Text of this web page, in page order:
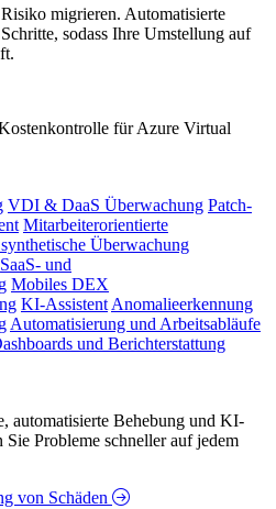
migrieren. Automatisierte
sodass Ihre Umstellung auf
für Azure Virtual
VDI & DaaS Überwachung Patch-
Mitarbeiterorientierte
Überwachung
SaaS- und
Mobiles DEX
KI-Assistent Anomalieerkennung
Automatisierung und Arbeitsabläufe
und Berichterstattung
automatisierte Behebung und KI-
Probleme schneller auf jedem
von Schäden